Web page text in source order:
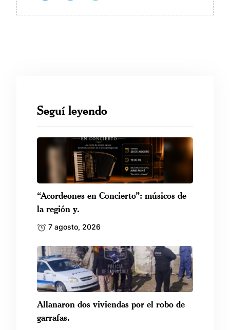
Seguí leyendo
“Acordeones en Concierto”: músicos de
la región y.
7 agosto, 2026
Allanaron dos viviendas por el robo de
garrafas.